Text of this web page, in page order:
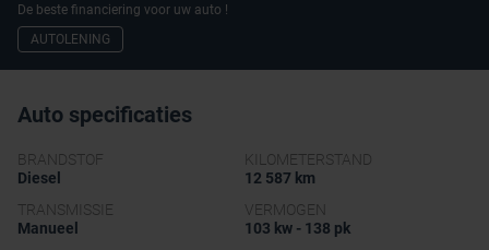
De beste financiering voor uw auto !
AUTOLENING
Auto specificaties
BRANDSTOF
Diesel
KILOMETERSTAND
12 587 km
TRANSMISSIE
Manueel
VERMOGEN
103 kw - 138 pk